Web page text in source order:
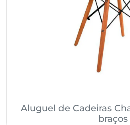
Aluguel de Cadeiras
braços